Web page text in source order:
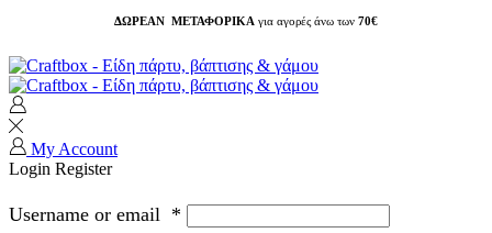
ΔΩΡΕΑΝ ΜΕΤΑΦΟΡΙΚΑ για αγορές άνω των 70€
My Account
Login Register
Username or email *